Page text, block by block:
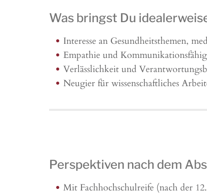
Was bringst Du
Interesse an Gesundheitsthemen,
Empathie und
Verlässlichkeit und
Neugier für wissenschaftliches
Perspektiven nach dem
Mit Fachhochschulreife (nach der